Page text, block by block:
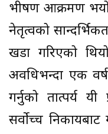
भीषण आक्रमण भयो
नेतृत्वको
खडा गरिएको
अवधिभन्दा एक
गर्नुको तात्पर्य यी
सर्वोच्च